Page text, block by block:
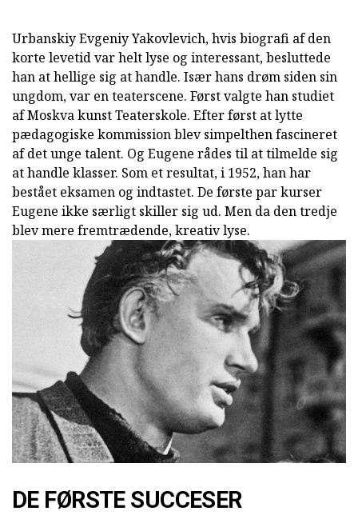
Urbanskiy Evgeniy Yakovlevich, hvis biografi af den
korte levetid var helt lyse og interessant, besluttede
han at hellige sig at handle. Især hans drøm siden sin
ungdom, var en teaterscene. Først valgte han studiet
af Moskva kunst Teaterskole. Efter først at lytte
pædagogiske kommission blev simpelthen fascineret
af det unge talent. Og Eugene rådes til at tilmelde sig
at handle klasser. Som et resultat, i 1952, han har
bestået eksamen og indtastet. De første par kurser
Eugene ikke særligt skiller sig ud. Men da den tredje
blev mere fremtrædende, kreativ lyse.
DE FØRSTE SUCCESER